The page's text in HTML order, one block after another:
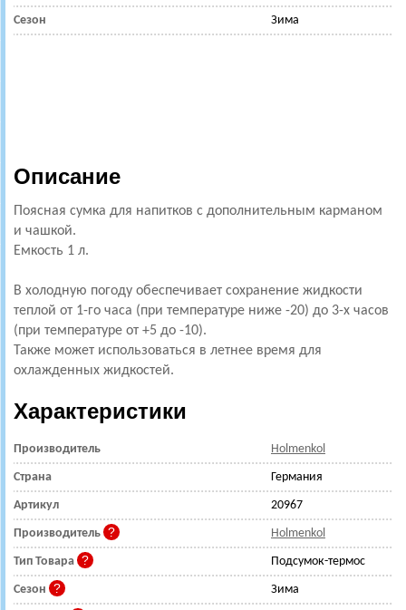
Сезон Зима
Описание
Поясная сумка для напитков с дополнительным карманом
и чашкой.
Емкость 1 л.
В холодную погоду обеспечивает сохранение жидкости
теплой от 1-го часа (при температуре ниже -20) до 3-х часов
(при температуре от +5 до -10).
Также может использоваться в летнее время для
охлажденных жидкостей.
Характеристики
Производитель Holmenkol
Страна Германия
Артикул 20967
Производитель Holmenkol
Тип Товара Подсумок-термос
Сезон Зима